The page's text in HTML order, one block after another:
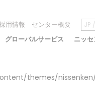
用情報 センター概要 JP
グローバルサービス ニッ
themes/